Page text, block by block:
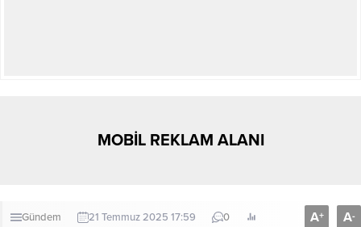
MOBİL REKLAM ALANI
Gündem 21 Temmuz 2025 17:59 0 A+ A-